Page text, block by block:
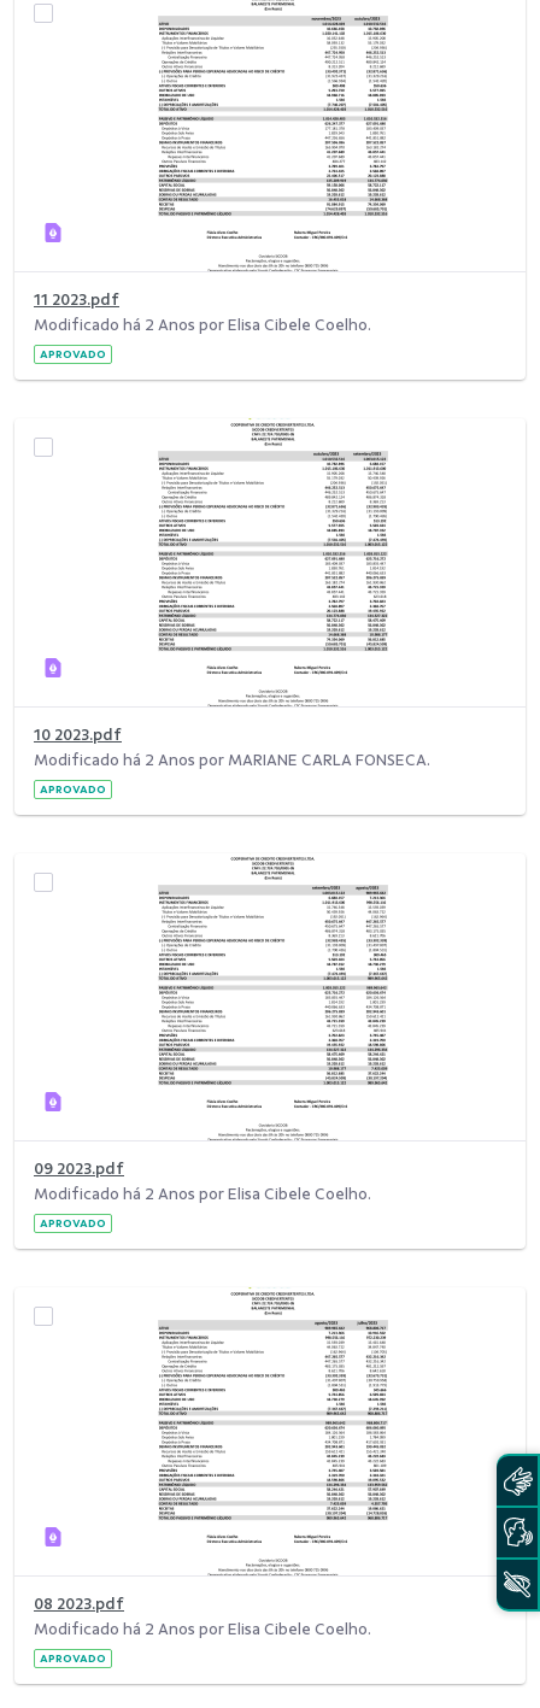
11 2023.pdf
Modificado há 2 Anos por Elisa Cibele Coelho.
APROVADO
10 2023.pdf
Modificado há 2 Anos por MARIANE CARLA FONSECA.
APROVADO
09 2023.pdf
Modificado há 2 Anos por Elisa Cibele Coelho.
APROVADO
08 2023.pdf
Modificado há 2 Anos por Elisa Cibele Coelho.
APROVADO